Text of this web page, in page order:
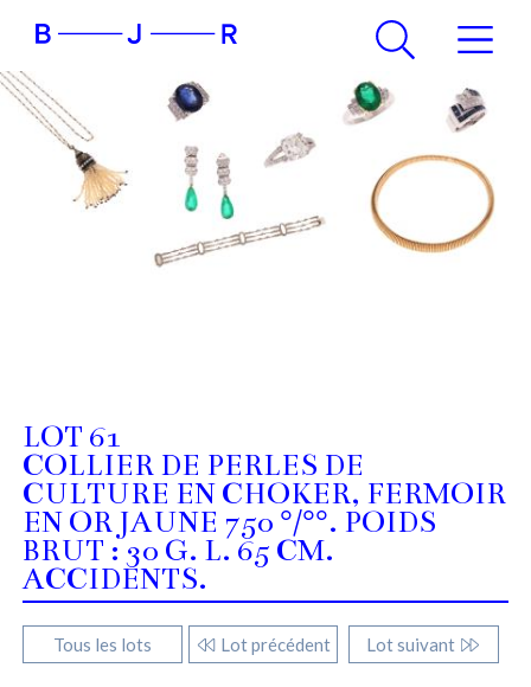
LOT 61
COLLIER DE PERLES DE
CULTURE EN CHOKER, FERMOIR
EN OR JAUNE 750 °/°°. POIDS
BRUT : 30 G. L. 65 CM.
ACCIDENTS.
Tous les lots Lot précédent Lot suivant